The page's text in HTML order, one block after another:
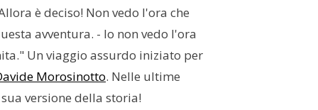
è deciso! Non vedo l'ora che
avventura. - Io non vedo l'ora
Un viaggio assurdo iniziato per
Morosinotto. Nelle ultime
versione della storia!